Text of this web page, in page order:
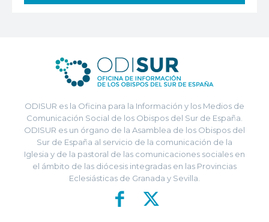
ODISUR es la Oficina para la Información y los Medios de
Comunicación Social de los Obispos del Sur de España.
ODISUR es un órgano de la Asamblea de los Obispos del
Sur de España al servicio de la comunicación de la
Iglesia y de la pastoral de las comunicaciones sociales en
el ámbito de las diócesis integradas en las Provincias
Eclesiásticas de Granada y Sevilla.